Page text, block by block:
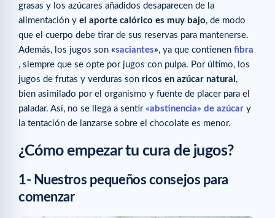
grasas y los azúcares añadidos desaparecen de la
alimentación y el aporte calórico es muy bajo, de modo
que el cuerpo debe tirar de sus reservas para mantenerse.
Además, los jugos son «saciantes», ya que contienen fibra
, siempre que se opte por jugos con pulpa. Por último, los
jugos de frutas y verduras son ricos en azúcar natural ,
bien asimilado por el organismo y fuente de placer para el
paladar. Así, no se llega a sentir «abstinencia» de azúcar y
la tentación de lanzarse sobre el chocolate es menor.
¿Cómo empezar tu cura de jugos?
1- Nuestros pequeños consejos para
comenzar